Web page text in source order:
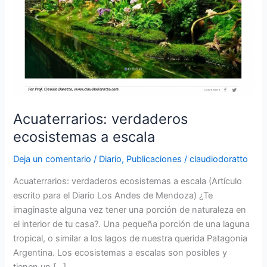
Acuaterrarios: verdaderos
ecosistemas a escala
Deja un comentario / Diario, Publicaciones /claudiodoratto
Acuaterrarios: verdaderos ecosistemas a escala (Artículo
escrito para el Diario Los Andes de Mendoza) ¿Te
imaginaste alguna vez tener una porción de naturaleza en
el interior de tu casa?. Una pequeña porción de una laguna
tropical, o similar a los lagos de nuestra querida Patagonia
Argentina. Los ecosistemas a escalas son posibles y